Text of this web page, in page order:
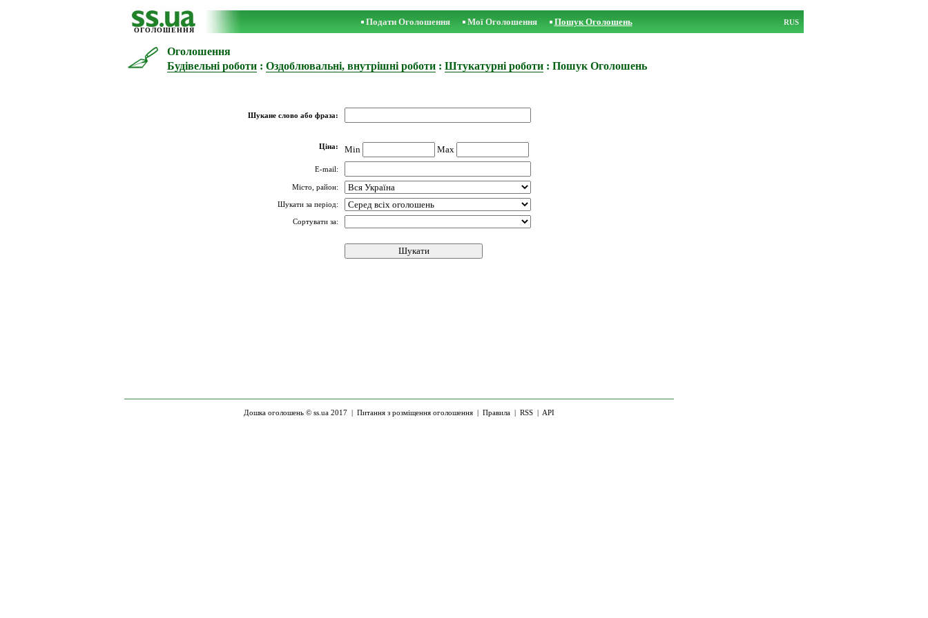
ОГОЛОШЕННЯ
Подати Оголошення Мої Оголошення Пошук Оголошень RUS
Оголошення
Будівельні роботи : Оздоблювальні, внутрішні роботи : Штукатурні роботи : Пошук Оголошень
Шукане слово або фраза:
Ціна: Min Max
E-mail:
Місто, район:
Шукати за період:
Сортувати за:
Дошка оголошень © ss.ua 2017 | Питання з розміщення оголошення | Правила | RSS | API